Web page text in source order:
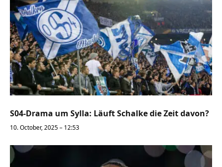
S04-Drama um Sylla: Läuft Schalke die Zeit davon?
10. October, 2025 – 12:53